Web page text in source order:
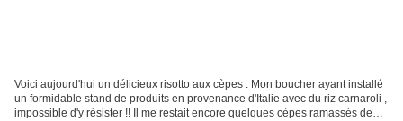
Voici aujourd'hui un délicieux risotto aux cèpes . Mon boucher ayant installé
un formidable stand de produits en provenance d'Italie avec du riz carnaroli ,
impossible d'y résister !! Il me restait encore quelques cèpes ramassés de